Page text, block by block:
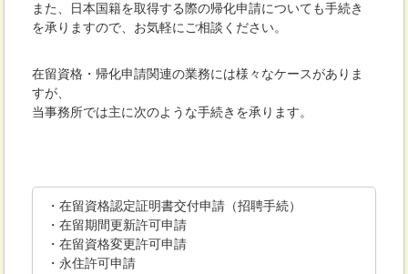
また、日本国籍を取得する際の帰化申請についても手続き
を承りますので、お気軽にご相談ください。
在留資格・帰化申請関連の業務には様々なケースがありま
すが、
当事務所では主に次のような手続きを承ります。
・在留資格認定証明書交付申請（招聘手続）
・在留期間更新許可申請
・在留資格変更許可申請
・永住許可申請